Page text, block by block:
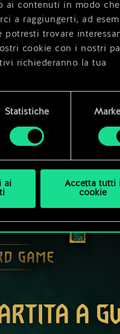
ai contenuti in modo che
a raggiungerti, ad
trovare
cookie con i nostri
richiederanno la tua
e su come impostare
Statistiche
ai
Accetta tutti
cookie
A